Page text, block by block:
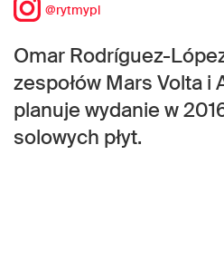
@rytmypl
Omar Rodríguez-
zespołów Mars Volta i
planuje wydanie w
solowych płyt.